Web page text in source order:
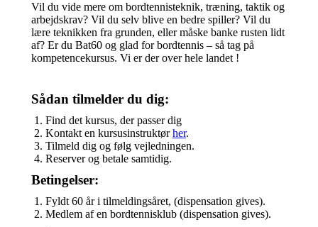
Vil du vide mere om bordtennisteknik, træning, taktik og
arbejdskrav? Vil du selv blive en bedre spiller? Vil du
lære teknikken fra grunden, eller måske banke rusten lidt
af? Er du Bat60 og glad for bordtennis – så tag på
kompetencekursus. Vi er der over hele landet !
Sådan tilmelder du dig:
Find det kursus, der passer dig
Kontakt en kursusinstruktørher.
Tilmeld dig og følg vejledningen.
Reserver og betale samtidig.
Betingelser:
Fyldt 60 år i tilmeldingsåret, (dispensation gives).
Medlem af en bordtennisklub (dispensation gives).